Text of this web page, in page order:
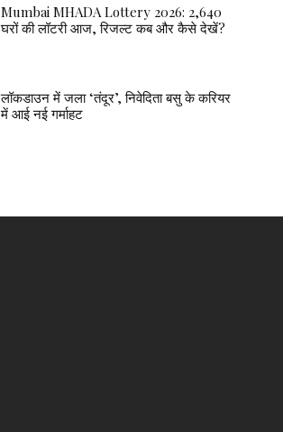
Mumbai MHADA Lottery 2026: 2,640
घरों की लॉटरी आज, रिजल्ट कब और कैसे देखें?
लॉकडाउन में जला ‘तंदूर’, निवेदिता बसु के करियर
में आई नई गर्माहट